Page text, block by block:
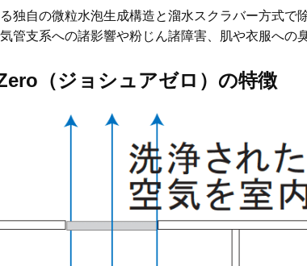
独自の微粒水泡生成構造と溜水スクラバー方式
管支系への諸影響や粉じん諸障害、肌や衣服へ
（ジョシュアゼロ）の特徴